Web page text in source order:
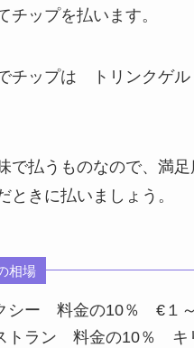
チップを払います。
チップは トリンクゲル
で払うものなので、満足
ときに払いましょう。
相場
シー 料金の10％ €１
トラン 料金の10％ キ